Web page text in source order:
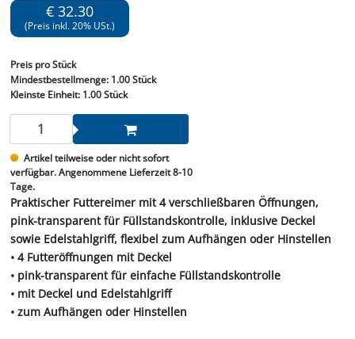
€ 32.30
(Preis inkl. 20% USt.)
Preis pro Stück
Mindestbestellmenge: 1.00 Stück
Kleinste Einheit:1.00 Stück
Artikel teilweise oder nicht sofort
verfügbar. Angenommene Lieferzeit 8-10
Tage.
Praktischer Futtereimer mit 4 verschließbaren Öffnungen,
pink-transparent für Füllstandskontrolle, inklusive Deckel
sowie Edelstahlgriff, flexibel zum Aufhängen oder Hinstellen
• 4 Futteröffnungen mit Deckel
• pink-transparent für einfache Füllstandskontrolle
• mit Deckel und Edelstahlgriff
• zum Aufhängen oder Hinstellen